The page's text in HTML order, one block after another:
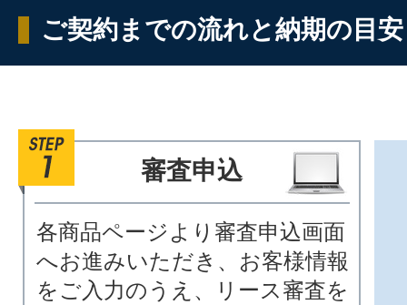
ご契約までの流れと納期の目安
審査申込
各商品ページより審査申込画面
へお進みいただき、お客様情報
をご入力のうえ、リース審査を